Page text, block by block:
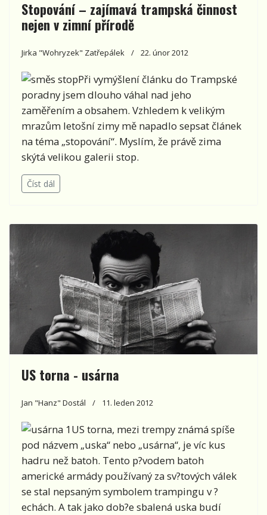
Stopování – zajímavá trampská činnost
nejen v zimní přírodě
Jirka "Wohryzek" Zatřepálek 22. únor 2012
Při vymýšlení článku do Trampské
poradny jsem dlouho váhal nad jeho
zaměřením a obsahem. Vzhledem k velikým
mrazům letošní zimy mě napadlo sepsat článek
na téma „stopování“. Myslím, že právě zima
skýtá velikou galerii stop.
Číst dál
US torna - usárna
Jan "Hanz" Dostál 11. leden 2012
US torna, mezi trempy známá spíše
pod názvem „uska“ nebo „usárna“, je víc kus
hadru než batoh. Tento p?vodem batoh
americké armády používaný za sv?tových válek
se stal nepsaným symbolem trampingu v ?
echách. A tak jako dob?e sbalená uska budí